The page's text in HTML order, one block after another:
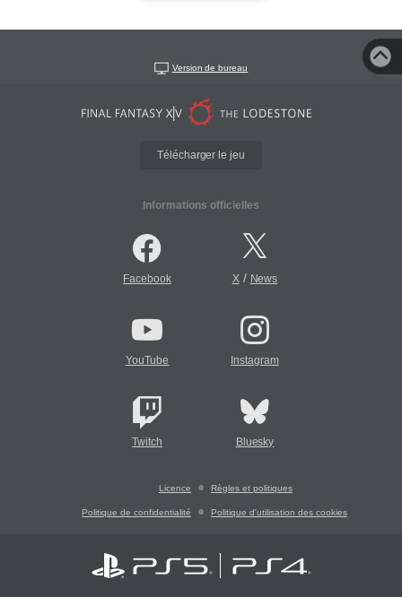
Version de bureau
Télécharger le jeu
Informations officielles
Facebook X/ News
YouTube Instagram
Twitch Bluesky
Licence Règles et politiques
Politique de confidentialité Politique d'utilisation des cookies